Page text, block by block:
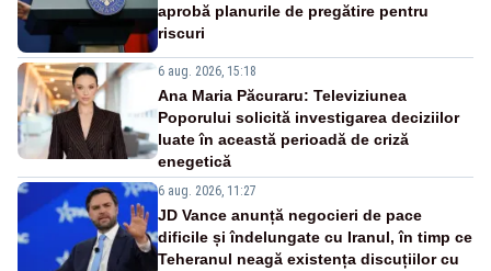
aprobă planurile de pregătire pentru
riscuri
6 aug. 2026, 15:18
Ana Maria Păcuraru: Televiziunea
Poporului solicită investigarea deciziilor
luate în această perioadă de criză
enegetică
6 aug. 2026, 11:27
JD Vance anunță negocieri de pace
dificile și îndelungate cu Iranul, în timp ce
Teheranul neagă existența discuțiilor cu